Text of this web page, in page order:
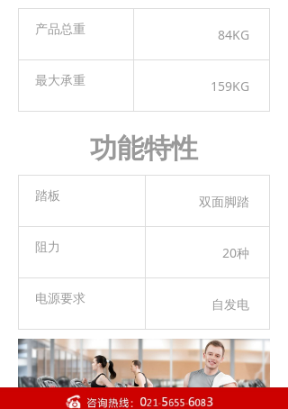
产品总重 84KG
最大承重 159KG
功能特性
踏板 双面脚踏
阻力 20种
电源要求 自发电